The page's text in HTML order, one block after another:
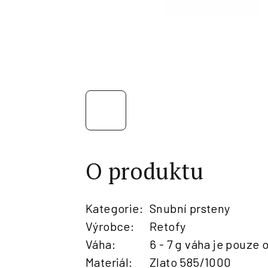
O produktu
Kategorie: Snubní prsteny
Výrobce:
Retofy
Váha:
6 - 7 g váha je pouze
Materiál: Zlato 585/1000